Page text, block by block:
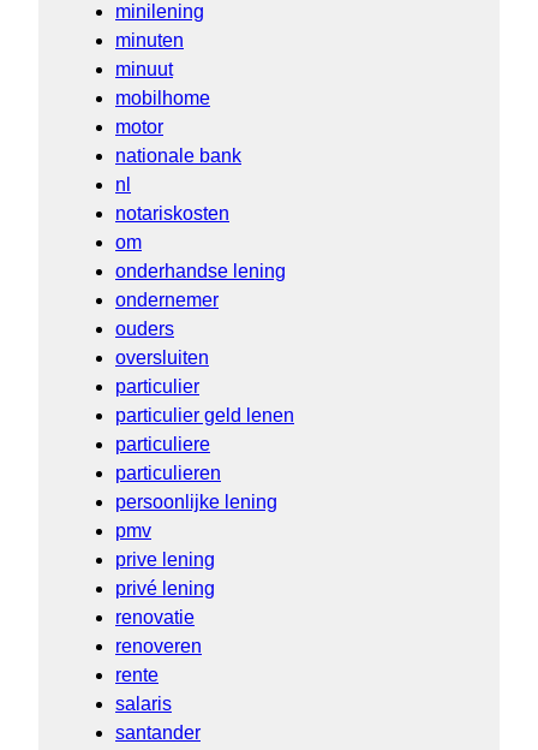
minilening
minuten
minuut
mobilhome
motor
nationale bank
nl
notariskosten
om
onderhandse lening
ondernemer
ouders
oversluiten
particulier
particulier geld lenen
particuliere
particulieren
persoonlijke lening
pmv
prive lening
privé lening
renovatie
renoveren
rente
salaris
santander